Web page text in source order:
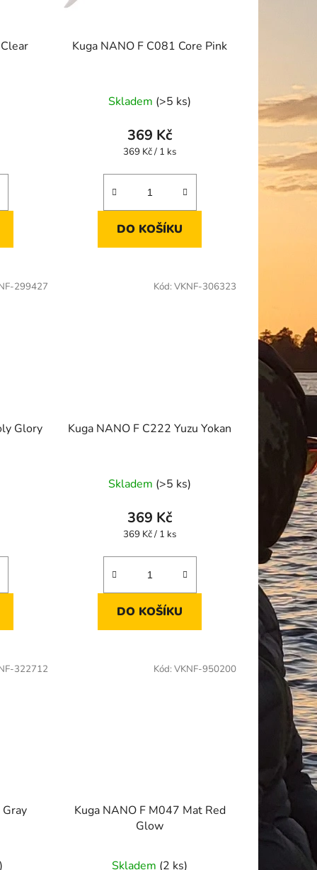
Kuga NANO F C081 Core Pink
Skladem (>5 ks)
369 Kč
Měrná
369 Kč / 1 ks
DO KOŠÍKU
Glory
299427
Kuga NANO F C222 Yuzu Yokan
Skladem (>5 ks)
369 Kč
Měrná
369 Kč / 1 ks
DO KOŠÍKU
Kód: VKNF-306323
322712
Kuga NANO F M047 Mat Red
Glow
Skladem (2 ks)
Kód: VKNF-950200